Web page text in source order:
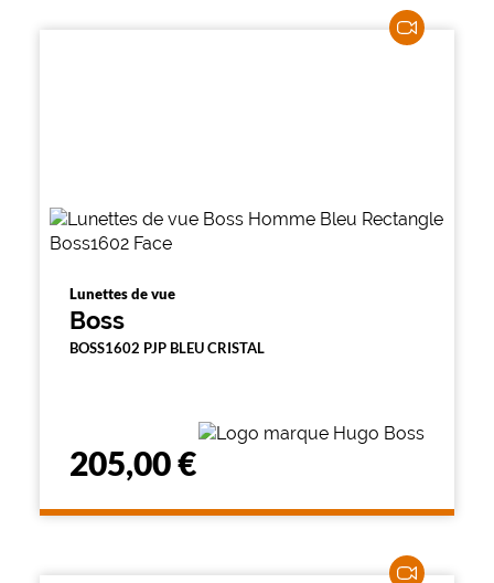
Lunettes de vue
Boss
BOSS1602 PJP BLEU CRISTAL
205,00 €